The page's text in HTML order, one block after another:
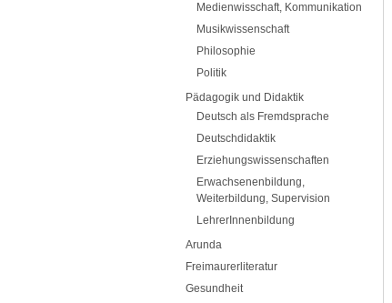
Medienwisschaft, Kommunikation
Musikwissenschaft
Philosophie
Politik
Pädagogik und Didaktik
Deutsch als Fremdsprache
Deutschdidaktik
Erziehungswissenschaften
Erwachsenenbildung,
Weiterbildung, Supervision
LehrerInnenbildung
Arunda
Freimaurerliteratur
Gesundheit